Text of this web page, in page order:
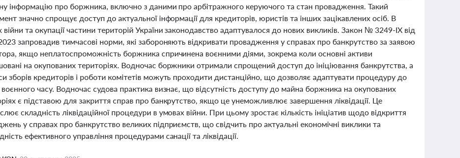
інформацію про боржника, включно з даними про арбітражного керуючого та стан провадження. Такий
значно спрощує доступ до актуальної інформації для кредиторів, юристів та інших зацікавлених осіб. В
війни та окупації частини територій України законодавство адаптувалося до нових викликів. Закон № 3249-IX від
запровадив тимчасові норми, які забороняють відкривати провадження у справах про банкрутство за заявою
якщо неплатоспроможність боржника спричинена воєнними діями, зокрема коли основні активи
на окупованих територіях. Водночас боржники отримали спрощений доступ до ініціювання банкрутства, а
зборів кредиторів і роботи комітетів можуть проходити дистанційно, що дозволяє адаптувати процедуру до
воєнного часу. Водночас судова практика визнає, що відсутність доступу до майна боржника на окупованих
є підставою для закриття справ про банкрутство, якщо це унеможливлює завершення ліквідації. Це
складність ліквідаційної процедури в умовах війни. При цьому зростає кількість ініціатив щодо відкриття
у справах про банкрутство великих підприємств, що свідчить про актуальні економічні виклики та
ефективного управління процедурами санації та ліквідації.